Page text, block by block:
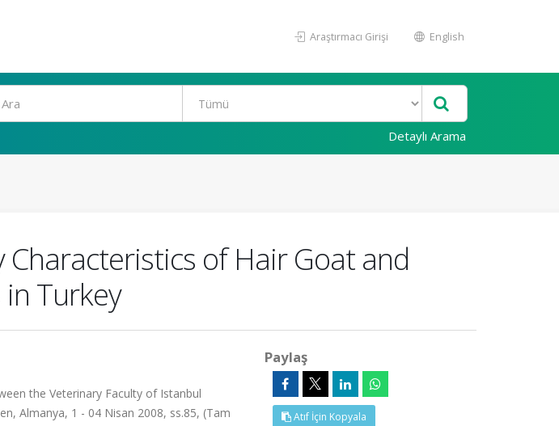
Araştırmacı Girişi English
Detaylı Arama
of Hair Goat and
in Turkey
the Veterinary Faculty of Istanbul
Almanya, 1 - 04 Nisan 2008, ss.85, (Tam
Paylaş
Atıf İçin Kopyala